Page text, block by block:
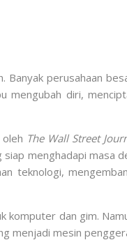
perusahaan
mengubah diri,
The Wall Street
menghadapi masa
teknologi,
dan gim.
menjadi mesin